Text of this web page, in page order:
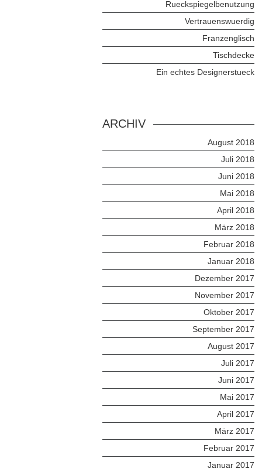
Rueckspiegelbenutzung
Vertrauenswuerdig
Franzenglisch
Tischdecke
Ein echtes Designerstueck
ARCHIV
August 2018
Juli 2018
Juni 2018
Mai 2018
April 2018
März 2018
Februar 2018
Januar 2018
Dezember 2017
November 2017
Oktober 2017
September 2017
August 2017
Juli 2017
Juni 2017
Mai 2017
April 2017
März 2017
Februar 2017
Januar 2017